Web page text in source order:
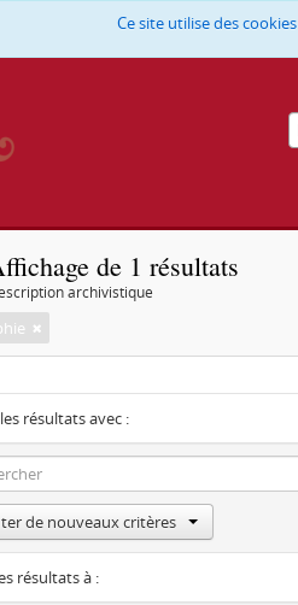
Ce site utilise des cookies
de 1 résultats
archivistique
résultats avec :
de nouveaux critères
résultats à :